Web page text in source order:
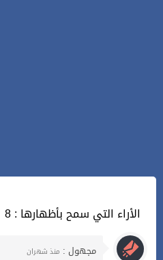
8 : الأراء التي سمح بأظهارها
مجهول : منذ شهران